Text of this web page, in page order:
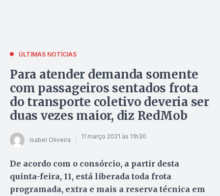
ÚLTIMAS NOTÍCIAS
Para atender demanda somente
com passageiros sentados frota
do transporte coletivo deveria ser
duas vezes maior, diz RedMob
Isabel Oliveira 11 março 2021 às 11h30
De acordo com o consórcio, a partir desta
quinta-feira, 11, está liberada toda frota
programada, extra e mais a reserva técnica em